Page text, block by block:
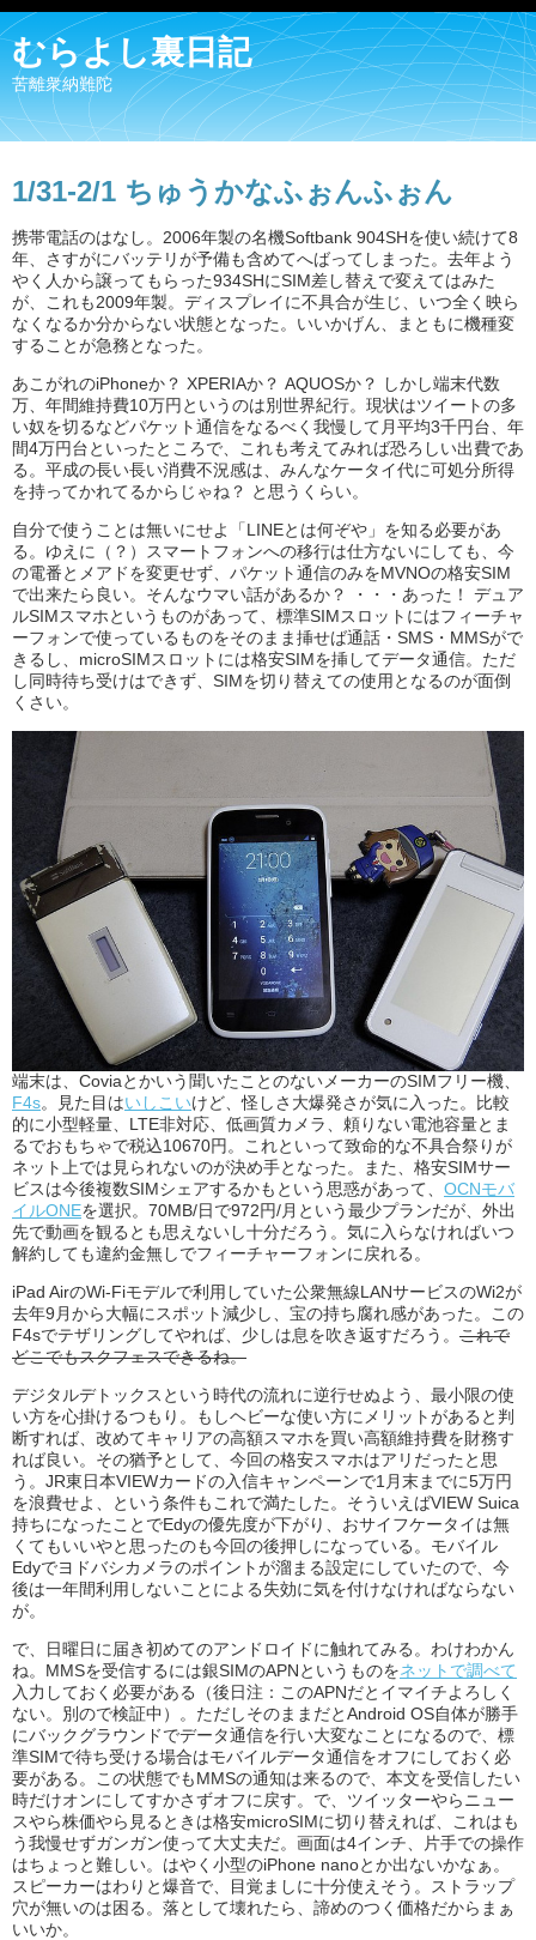
むらよし裏日記
苦離衆納難陀
1/31-2/1 ちゅうかなふぉんふぉん
携帯電話のはなし。2006年製の名機Softbank 904SHを使い続けて8
年、さすがにバッテリが予備も含めてへばってしまった。去年よう
やく人から譲ってもらった934SHにSIM差し替えで変えてはみた
が、これも2009年製。ディスプレイに不具合が生じ、いつ全く映ら
なくなるか分からない状態となった。いいかげん、まともに機種変
することが急務となった。
あこがれのiPhoneか？ XPERIAか？ AQUOSか？ しかし端末代数
万、年間維持費10万円というのは別世界紀行。現状はツイートの多
い奴を切るなどパケット通信をなるべく我慢して月平均3千円台、年
間4万円台といったところで、これも考えてみれば恐ろしい出費であ
る。平成の長い長い消費不況感は、みんなケータイ代に可処分所得
を持ってかれてるからじゃね？ と思うくらい。
自分で使うことは無いにせよ「LINEとは何ぞや」を知る必要があ
る。ゆえに（？）スマートフォンへの移行は仕方ないにしても、今
の電番とメアドを変更せず、パケット通信のみをMVNOの格安SIM
で出来たら良い。そんなウマい話があるか？ ・・・あった！ デュア
ルSIMスマホというものがあって、標準SIMスロットにはフィーチャ
ーフォンで使っているものをそのまま挿せば通話・SMS・MMSがで
きるし、microSIMスロットには格安SIMを挿してデータ通信。ただ
し同時待ち受けはできず、SIMを切り替えての使用となるのが面倒
くさい。
端末は、Coviaとかいう聞いたことのないメーカーのSIMフリー機、
F4s。見た目はいしこいけど、怪しさ大爆発さが気に入った。比較
的に小型軽量、LTE非対応、低画質カメラ、頼りない電池容量とま
るでおもちゃで税込10670円。これといって致命的な不具合祭りが
ネット上では見られないのが決め手となった。また、格安SIMサー
ビスは今後複数SIMシェアするかもという思惑があって、 OCNモバ
イルONEを選択。70MB/日で972円/月という最少プランだが、外出
先で動画を観るとも思えないし十分だろう。気に入らなければいつ
解約しても違約金無しでフィーチャーフォンに戻れる。
iPad AirのWi-Fiモデルで利用していた公衆無線LANサービスのWi2が
去年9月から大幅にスポット減少し、宝の持ち腐れ感があった。この
F4sでテザリングしてやれば、少しは息を吹き返すだろう。 これで
どこでもスクフェスできるね。
デジタルデトックスという時代の流れに逆行せぬよう、最小限の使
い方を心掛けるつもり。もしヘビーな使い方にメリットがあると判
断すれば、改めてキャリアの高額スマホを買い高額維持費を財務す
れば良い。その猶予として、今回の格安スマホはアリだったと思
う。JR東日本VIEWカードの入信キャンペーンで1月末までに5万円
を浪費せよ、という条件もこれで満たした。そういえばVIEW Suica
持ちになったことでEdyの優先度が下がり、おサイフケータイは無
くてもいいやと思ったのも今回の後押しになっている。モバイル
Edyでヨドバシカメラのポイントが溜まる設定にしていたので、今
後は一年間利用しないことによる失効に気を付けなければならない
が。
で、日曜日に届き初めてのアンドロイドに触れてみる。わけわかん
ね。MMSを受信するには銀SIMのAPNというものをネットで調べて
入力しておく必要がある（後日注：このAPNだとイマイチよろしく
ない。別ので検証中）。ただしそのままだとAndroid OS自体が勝手
にバックグラウンドでデータ通信を行い大変なことになるので、標
準SIMで待ち受ける場合はモバイルデータ通信をオフにしておく必
要がある。この状態でもMMSの通知は来るので、本文を受信したい
時だけオンにしてすかさずオフに戻す。で、ツイッターやらニュー
スやら株価やら見るときは格安microSIMに切り替えれば、これはも
う我慢せずガンガン使って大丈夫だ。画面は4インチ、片手での操作
はちょっと難しい。はやく小型のiPhone nanoとか出ないかなぁ。
スピーカーはわりと爆音で、目覚ましに十分使えそう。ストラップ
穴が無いのは困る。落として壊れたら、諦めのつく価格だからまぁ
いいか。